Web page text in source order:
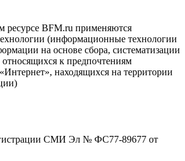
BFM.ru применяются
(информационные технологии
на основе сбора, систематизации
относящихся к предпочтениям
находящихся на территории
СМИ Эл № ФС77-89677 от